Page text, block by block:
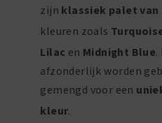
zijn klassiek palet van
kleuren zoals
Lilac en Midnight Blue.
afzonderlijk worden
gemengd voor een
kleur.